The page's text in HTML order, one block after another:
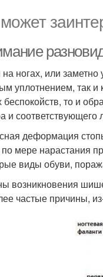
ногах, или заметно
уплотнением, так
то и
и соответствующего
деформация
мере нарастания
виды обуви,
возникновения
частые причины,